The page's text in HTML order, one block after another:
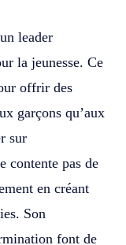
leader
la jeunesse. Ce
offrir des
garçons qu’aux
sur
contente pas de
en créant
Son
font de